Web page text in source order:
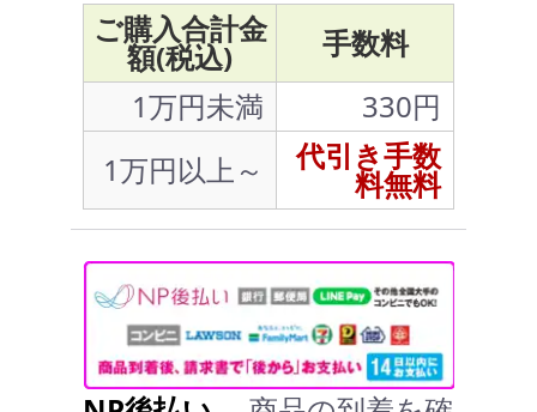
ご購入合計金
額(税込)
手数料
1万円未満
330円
1万円以上～
代引き手数
料無料